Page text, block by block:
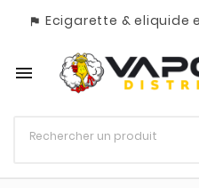
 Ecigarette & eliquide
